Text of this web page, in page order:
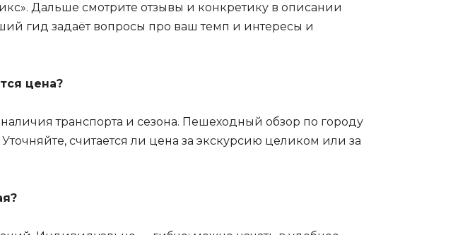
Дальше смотрите отзывы и конкретику в описании
гид задаёт вопросы про ваш темп и интересы и
цена?
транспорта и сезона. Пешеходный обзор по городу
считается ли цена за экскурсию целиком или за